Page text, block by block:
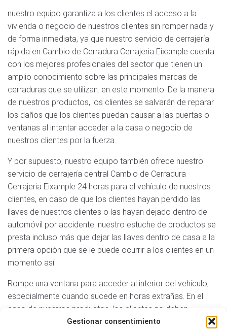
Gestionar consentimiento
nuestro equipo garantiza a los clientes el acceso a la
vivienda o negocio de nuestros clientes sin romper nada y
de forma inmediata, ya que nuestro servicio de cerrajería
rápida en Cambio de Cerradura Cerrajeria Eixample cuenta
con los mejores profesionales del sector que tienen un
amplio conocimiento sobre las principales marcas de
cerraduras que se utilizan. en este momento. De la manera
de nuestros productos, los clientes se salvarán de reparar
los daños que los clientes puedan causar a las puertas o
ventanas al intentar acceder a la casa o negocio de
nuestros clientes por la fuerza.
Y por supuesto, nuestro equipo también ofrece nuestro
servicio de cerrajería central Cambio de Cerradura
Cerrajeria Eixample 24 horas para el vehículo de nuestros
clientes, en caso de que los clientes hayan perdido las
llaves de nuestros clientes o las hayan dejado dentro del
automóvil por accidente. nuestro estuche de productos se
presta incluso más que dejar las llaves dentro de casa a la
primera opción que se le puede ocurrir a los clientes en un
momento así.
Rompe una ventana para acceder al interior del vehículo,
especialmente cuando sucede en horas extrañas. En el
caso de nuestros productos, los clientes no deben
preocuparse en absoluto ya que nuestro rápido servicio de